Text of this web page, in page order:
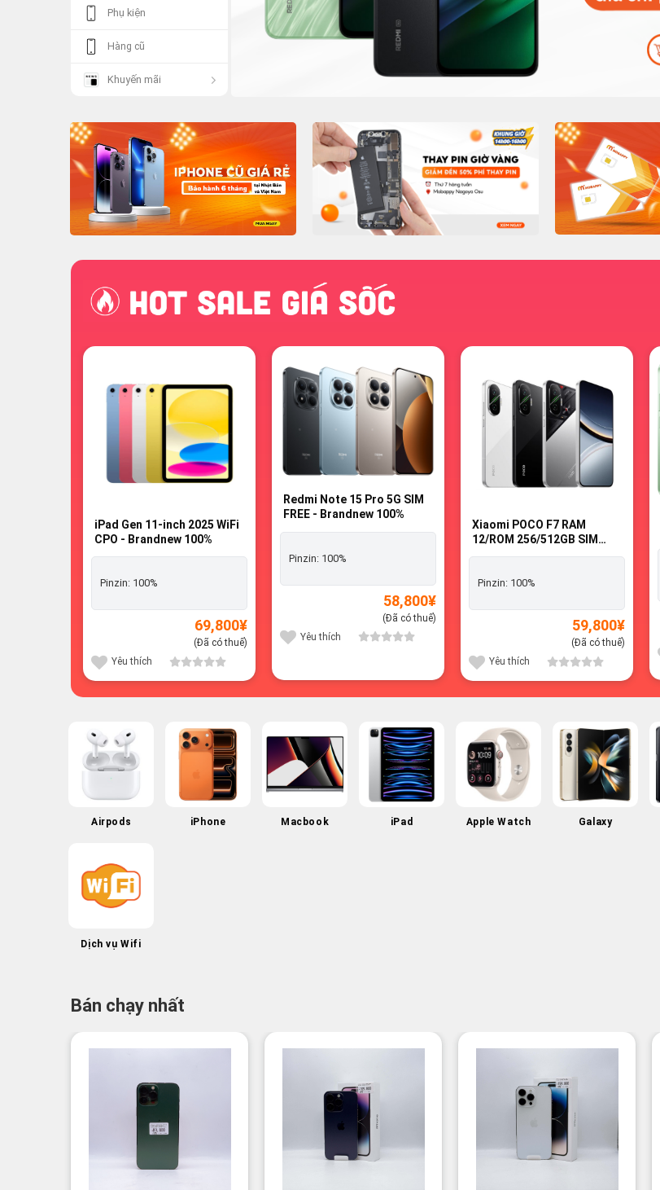
Phụ kiện
Hàng cũ
Khuyến mãi
iPad Gen 11-inch 2025 WiFi
CPO - Brandnew 100%
Pinzin: 100%
69,800¥
(Đã có thuế)
Yêu thích
Redmi Note 15 Pro 5G SIM
FREE - Brandnew 100%
Pinzin: 100%
58,800¥
(Đã có thuế)
Yêu thích
Xiaomi POCO F7 RAM
12/ROM 256/512GB SIM
FREE - Brandnew 100%
Pinzin: 100%
59,800¥
(Đã có thuế)
Yêu thích
Airpods iPhone Macbook iPad Apple Watch Galaxy
Dịch vụ Wifi
Bán chạy nhất